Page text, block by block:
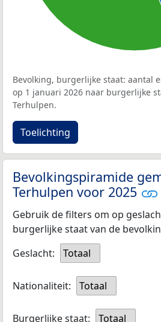
Bevolking, burgerlijke staat: aantal
op 1 januari 2026 naar burgerlijke
Terhulpen.
Toelichting
Bevolkingspiramide
Terhulpen voor 2025
Gebruik de filters om op
burgerlijke staat van de
Geslacht:
Totaal
Nationaliteit: Totaal
Burgerlijke staat: Totaal